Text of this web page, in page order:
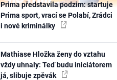
Prima představila podzim: startuje
Prima sport, vrací se Polabí, Zrádci
i nové kriminálky
Mathiase Hložka ženy do vztahu
vždy uhnaly: Teď budu iniciátorem
já, slibuje zpěvák